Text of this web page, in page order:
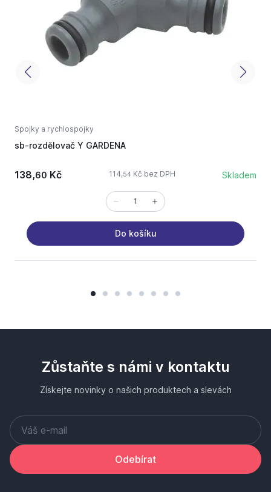
Spojky a rychlospojky
sb-rozdělovač Y GARDENA
138,60 Kč 114,54 Kč bez DPH Skladem
Do košíku
Zůstaňte s námi v kontaktu
Získejte novinky o našich produktech a slevách
Odebírat